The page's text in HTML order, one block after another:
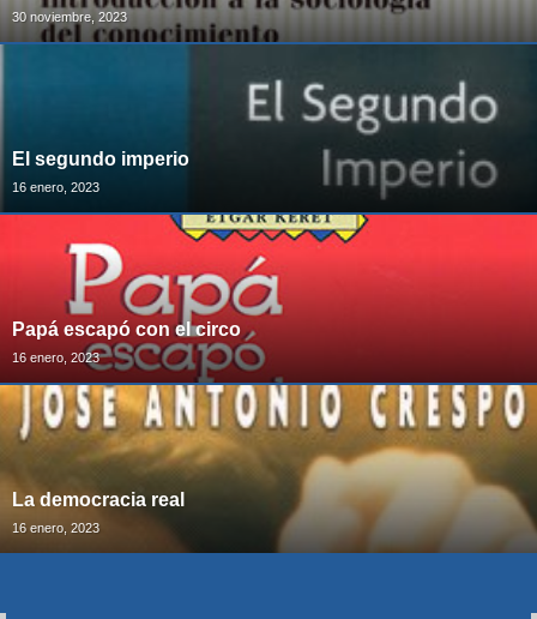
30 noviembre, 2023
El segundo imperio
16 enero, 2023
Papá escapó con el circo
16 enero, 2023
La democracia real
16 enero, 2023